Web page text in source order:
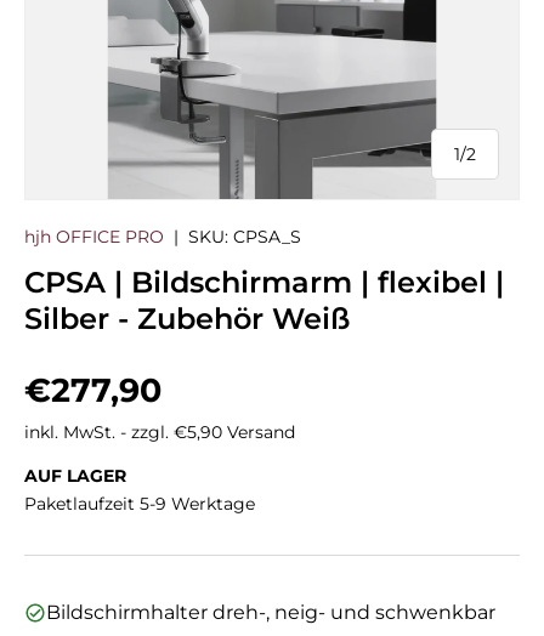
1/
von
2
hjh OFFICE PRO | SKU: CPSA_S
CPSA | Bildschirmarm | flexibel |
Silber - Zubehör Weiß
Normaler Preis
€277,90
inkl. MwSt. - zzgl. €5,90 Versand
AUF LAGER
Paketlaufzeit 5-9 Werktage
Bildschirmhalter dreh-, neig- und schwenkbar